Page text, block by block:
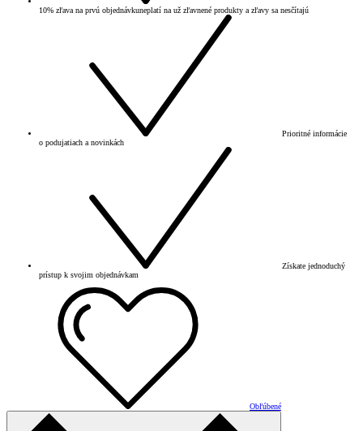
10% zľava na prvú objednávkuneplatí na už zľavnené produkty a zľavy sa nesčítajú
Prioritné informácie
o podujatiach a novinkách
Získate jednoduchý
prístup k svojim objednávkam
Obľúbené